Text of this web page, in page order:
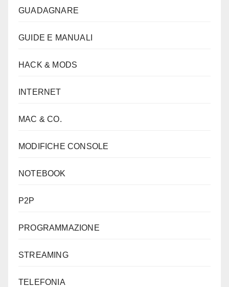
GUADAGNARE
GUIDE E MANUALI
HACK & MODS
INTERNET
MAC & CO.
MODIFICHE CONSOLE
NOTEBOOK
P2P
PROGRAMMAZIONE
STREAMING
TELEFONIA